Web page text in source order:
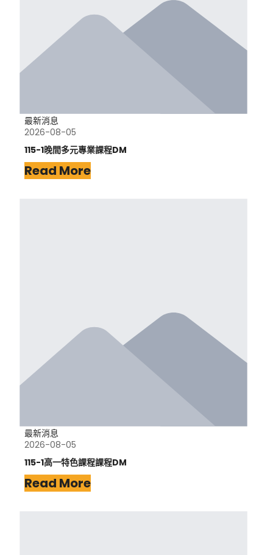
最新消息
2026-08-05
115-1晚間多元專業課程DM
Read More
最新消息
2026-08-05
115-1高一特色課程課程DM
Read More